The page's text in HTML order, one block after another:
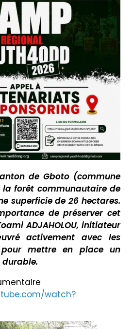
de Gboto (commune
la forêt communautaire de
superficie de 26 hectares.
de préserver cet
ADJAHOLOU, initiateur
activement avec les
mettre en place un
watch?